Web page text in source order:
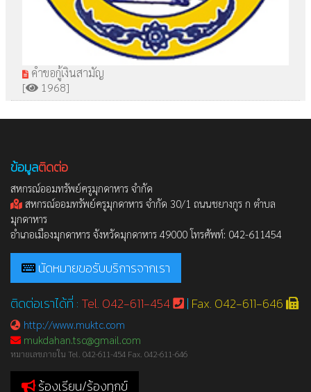
คำขอกู้เงินสามัญ
[
1968]
ข้อมูลติดต่อ
สหกรณ์ออมทรัพย์ครูมุกดาหาร จำกัด
สหกรณ์ออมทรัพย์ครูมุกดาหาร จำกัด 30/1 ถนนชยางกูร ก ตำบล
มุกดาหาร
อำเภอเมืองมุกดาหาร จังหวัดมุกดาหาร 49000 โทรศัพท์: 042-611454
นัดหมายขอรับบริการจากเรา
ติดต่อเราได้ที่ : Tel. 042-611-454 | Fax. 042-611-646
http://www.muktc.com
mukdahan.tsc@gmail.com
หมายเลขภายใน Tel. 042-611-454 Fax. 042-611-646
ร้องเรียน/ร้องทุกข์